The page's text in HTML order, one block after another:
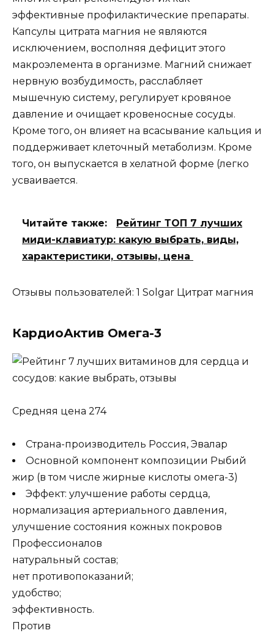
эффективные профилактические препараты.
Капсулы цитрата магния не являются
исключением, восполняя дефицит этого
макроэлемента в организме. Магний снижает
нервную возбудимость, расслабляет
мышечную систему, регулирует кровяное
давление и очищает кровеносные сосуды.
Кроме того, он влияет на всасывание кальция и
поддерживает клеточный метаболизм. Кроме
того, он выпускается в хелатной форме (легко
усваивается.
Читайте также:
Рейтинг ТОП 7 лучших
миди-клавиатур: какую выбрать, виды,
характеристики, отзывы, цена
Отзывы пользователей: 1 Solgar Цитрат магния
КардиоАктив Омега-3
Средняя цена 274
Страна-производитель Россия, Эвалар
Основной компонент композиции Рыбий
жир (в том числе жирные кислоты омега-3)
Эффект: улучшение работы сердца,
нормализация артериального давления,
улучшение состояния кожных покровов
Профессионалов
натуральный состав;
нет противопоказаний;
удобство;
эффективность.
Против